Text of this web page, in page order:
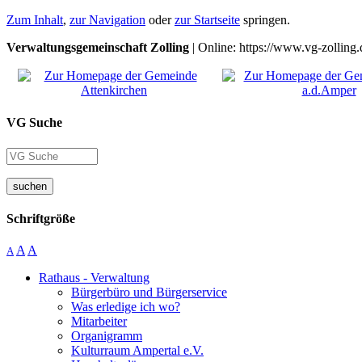
Zum Inhalt, zur Navigation oderzur Startseite springen.
Verwaltungsgemeinschaft Zolling | Online: https://www.vg-
VG Suche
suchen
Schriftgröße
A A A
Rathaus - Verwaltung
Bürgerbüro und Bürgerservice
Was erledige ich wo?
Mitarbeiter
Organigramm
Kulturraum Ampertal e.V.